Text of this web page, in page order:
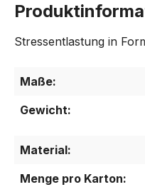
Stressentlastung in
Maße:
Gewicht:
Material:
Menge pro Karton: